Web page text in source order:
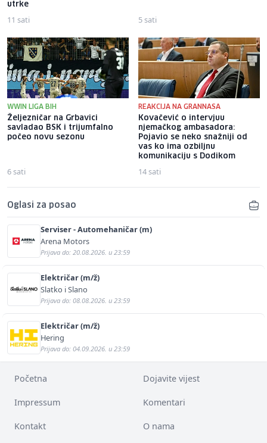
utrke
11 sati 5 sati
WWIN LIGA BIH
Željezničar na Grbavici
savladao BSK i trijumfalno
počeo novu sezonu
6 sati
REAKCIJA NA GRANNASA
Kovačević o intervjuu
njemačkog ambasadora:
Pojavio se neko snažniji od
vas ko ima ozbiljnu
komunikaciju s Dodikom
14 sati
Oglasi za posao
Serviser - Automehaničar (m)
Arena Motors
Prijava do: 20.08.2026. u 23:59
Električar (m/ž)
Slatko i Slano
Prijava do: 08.08.2026. u 23:59
Električar (m/ž)
Hering
Prijava do: 04.09.2026. u 23:59
Početna Dojavite vijest
Impressum Komentari
Kontakt O nama